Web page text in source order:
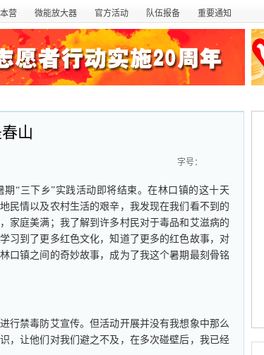
营 微能放大器 官方活动 队伍报备 重要通知
山
字号：
三下乡”实践活动即将结束。在林口镇的这十天
情以及农村生活的艰辛，我发现在我们看不到的
家庭美满；我了解到许多村民对于毒品和艾滋病的
习到了更多红色文化，知道了更多的红色故事，对
口镇之间的奇妙故事，成为了我这个暑期最刻骨铭
禁毒防艾宣传。但活动开展并没有我想象中那么
，让他们对我们避之不及，在多次碰壁后，我已经